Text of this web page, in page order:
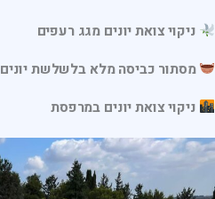
ניקוי צואת יונים מגג רעפים
מסתור כביסה מלא בלשלשת יונים
ניקוי צואת יונים במרפסת